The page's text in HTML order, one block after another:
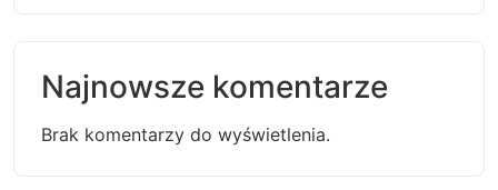
Najnowsze komentarze
Brak komentarzy do wyświetlenia.